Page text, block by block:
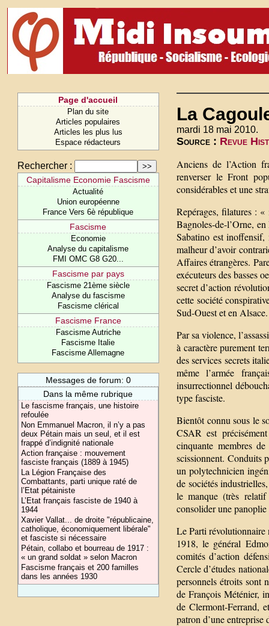
Page d'accueil
Plan du site
Articles populaires
Articles les plus lus
Espace rédacteurs
Rechercher :
Capitalisme Economie Fascisme
Actualité
Union européenne
France Vers 6è république
Fascisme
Economie
Analyse du capitalisme
FMI OMC G8 G20...
Fascisme par pays
Fascisme 21ème siècle
Analyse du fascisme
Fascisme clérical
Fascisme France
Fascisme Autriche
Fascisme Italie
Fascisme Allemagne
Messages de forum: 0
Dans la même rubrique
Le fascisme français, une histoire
refoulée
Non Emmanuel Macron, il n’y a pas
deux Pétain mais un seul, et il est
frappé d’indignité nationale
Action française : mouvement
fasciste français (1889 à 1945)
La Légion Française des
Combattants, parti unique raté de
l’Etat pétainiste
L’Etat français fasciste de 1940 à
1944
Xavier Vallat... de droite "républicaine,
catholique, économiquement libérale"
et fasciste si nécessaire
Pétain, collabo et bourreau de 1917 :
« un grand soldat » selon Macron
Fascisme français et 200 familles
dans les années 1930
La
mardi 18 mai 2010.
Source : Revue
Anciens de l’Action
renverser le Front
considérables et une
Repérages, filatures :
Bagnoles-de-l’Orne,
Sabatino est
malheur d’avoir
Affaires étrangères.
exécuteurs des basses
secret d’action
cette société
Sud-Ouest et en Alsace.
Par sa violence,
à caractère purement
des services secrets
même l’armée
insurrectionnel
type fasciste.
Bientôt connu sous le
CSAR est
cinquante membres
scissionnent. Conduits
un polytechnicien
de sociétés
le manque (très
consolider une
Le Parti révolutionnaire
1918, le général
comités d’action
Cercle d’études
personnels étroits sont
de François Méténier,
de Clermont-Ferrand,
patron d’une entreprise